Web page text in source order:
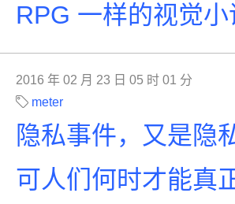
RPG 一样的视觉小
2016 年 02 月 23 日 05 时 01 分
meter
隐私事件，又是隐
可人们何时才能真